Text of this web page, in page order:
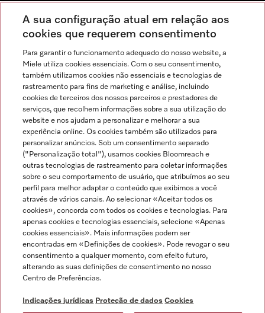
Indicações jurídicas
Condições gerais
Proteção de dados
Condições de utilização
Canal de Ética
Formulário de livre resolução
Miele no Instagram
Miele no Facebook
Miele no Youtube
A sua configuração atual em relação aos
cookies que requerem consentimento
Para garantir o funcionamento adequado do nosso website, a
Miele utiliza cookies essenciais. Com o seu consentimento,
também utilizamos cookies não essenciais e tecnologias de
rastreamento para fins de marketing e análise, incluindo
cookies de terceiros dos nossos parceiros e prestadores de
serviços, que recolhem informações sobre a sua utilização do
website e nos ajudam a personalizar e melhorar a sua
experiência online. Os cookies também são utilizados para
personalizar anúncios. Sob um consentimento separado
("Personalização total"), usamos cookies Bloomreach e
outras tecnologias de rastreamento para coletar informações
sobre o seu comportamento de usuário, que atribuímos ao seu
perfil para melhor adaptar o conteúdo que exibimos a você
através de vários canais. Ao selecionar «Aceitar todos os
cookies», concorda com todos os cookies e tecnologias. Para
apenas cookies e tecnologias essenciais, selecione «Apenas
cookies essenciais». Mais informações podem ser
encontradas em «Definições de cookies». Pode revogar o seu
consentimento a qualquer momento, com efeito futuro,
alterando as suas definições de consentimento no nosso
Centro de Preferências.
Indicações jurídicas Proteção de dados Cookies